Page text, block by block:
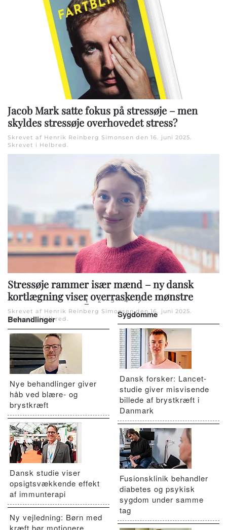
Jacob Mark satte fokus på stressøje – men
skyldes stressøje overhovedet stress?
Skrevet af Henrik Reinberg Simonsen den 16. juni 2025
Skrevet i Helbred
Stressøje rammer især mænd – ny dansk
kortlægning viser overraskende mønstre
Skrevet af Henrik Reinberg Simonsen den 16. juni 2025
Skrevet iHelbred
1 2 3 4
Behandlinger
Nye behandlinger giver
håb ved blære- og
brystkræft
Dansk studie viser
opsigtsvækkende effekt
af immunterapi
Ny vejledning: Børn med
kræft bør motionere
Sygdomme
Dansk forsker: Lancet-
studie giver misvisende
billede af brystkræft i
Danmark
Fusionsklinik behandler
diabetes og psykisk
sygdom under samme
tag